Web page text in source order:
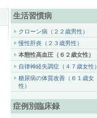
生活習慣病
クローン病（２２歳男性）
慢性肝炎（２３歳男性）
本態性高血圧（６２歳女性）
自律神経失調症（４７歳女性）
糖尿病の体質改善（６１歳女
性）
症例別臨床録